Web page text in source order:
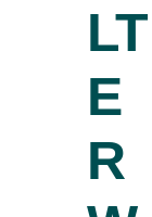
LT
E
R